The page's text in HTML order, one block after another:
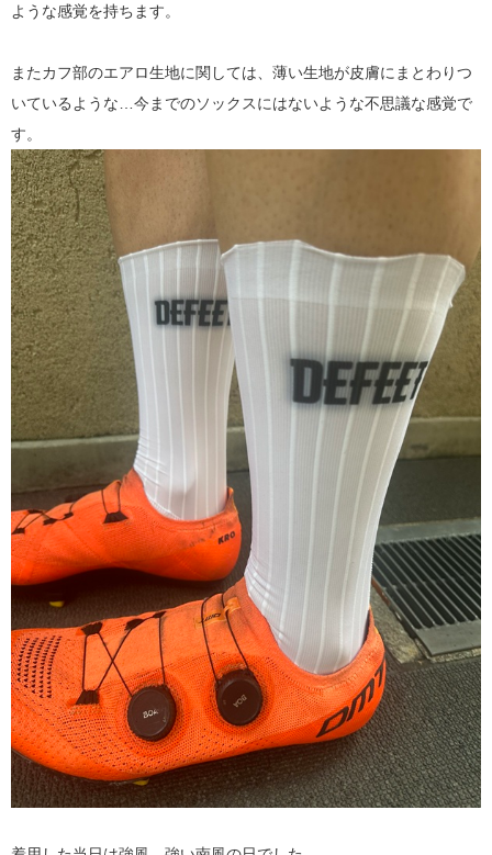
ような感覚を持ちます。
またカフ部のエアロ生地に関しては、薄い生地が皮膚にまとわりつ
いているような…今までのソックスにはないような不思議な感覚で
す。